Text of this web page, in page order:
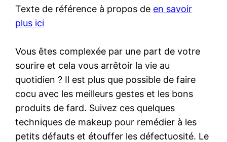
Texte de référence à propos de en savoir
plus ici
Vous êtes complexée par une part de votre
sourire et cela vous arrêtoir la vie au
quotidien ? Il est plus que possible de faire
cocu avec les meilleurs gestes et les bons
produits de fard. Suivez ces quelques
techniques de makeup pour remédier à les
petits défauts et étouffer les défectuosité. Le